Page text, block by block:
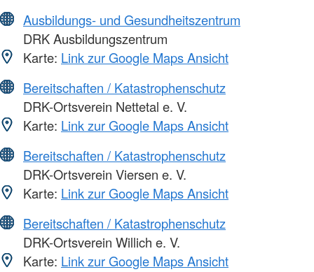
Ausbildungs- und Gesundheitszentrum
DRK Ausbildungszentrum
Karte: Link zur Google Maps Ansicht
Bereitschaften / Katastrophenschutz
DRK-Ortsverein Nettetal e. V.
Karte: Link zur Google Maps Ansicht
Bereitschaften / Katastrophenschutz
DRK-Ortsverein Viersen e. V.
Karte: Link zur Google Maps Ansicht
Bereitschaften / Katastrophenschutz
DRK-Ortsverein Willich e. V.
Karte: Link zur Google Maps Ansicht